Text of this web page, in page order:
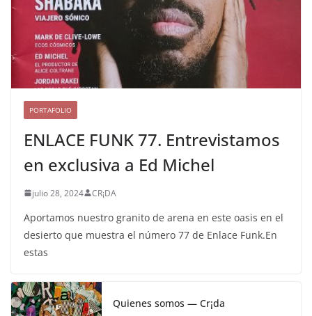
PORTAFOLIO
ENLACE FUNK 77. Entrevistamos
en exclusiva a Ed Michel
julio 28, 2024 CR¡DA
Aportamos nuestro granito de arena en este oasis en el
desierto que muestra el número 77 de Enlace Funk.En
estas
Quienes somos — Cr¡da